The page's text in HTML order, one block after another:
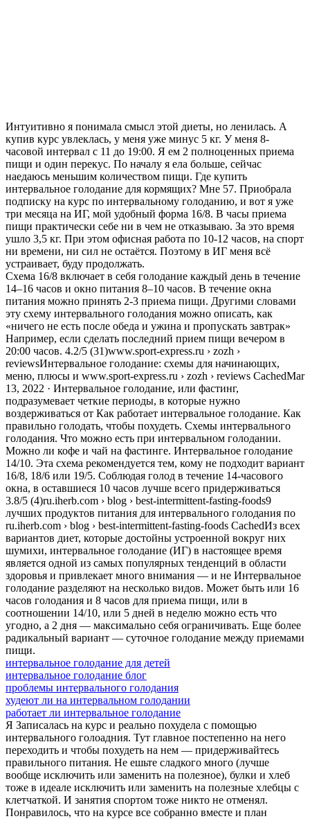
Интуитивно я понимала смысл этой диеты, но ленилась. А
купив курс увлеклась, у меня уже минус 5 кг. У меня 8-
часовой интервал с 11 до 19:00. Я ем 2 полноценных приема
пищи и один перекус. По началу я ела больше, сейчас
наедаюсь меньшим количеством пищи. Где купить
интервальное голодание для кормящих? Мне 57. Приобрала
подписку на курс по интервальному голоданию, и вот я уже
три месяца на ИГ, мой удобный форма 16/8. В часы приема
пищи практически себе ни в чем не отказываю. За это время
ушло 3,5 кг. При этом офисная работа по 10-12 часов, на спорт
ни времени, ни сил не остаётся. Поэтому в ИГ меня всё
устраивает, буду продолжать.
Схема 16/8 включает в себя голодание каждый день в течение
14–16 часов и окно питания 8–10 часов. В течение окна
питания можно принять 2-3 приема пищи. Другими словами
эту схему интервального голодания можно описать, как
«ничего не есть после обеда и ужина и пропускать завтрак»
Например, если сделать последний прием пищи вечером в
20:00 часов. 4.2/5 (31)www.sport-express.ru › zozh ›
reviewsИнтервальное голодание: схемы для начинающих,
меню, плюсы и www.sport-express.ru › zozh › reviews CachedMar
13, 2022 · Интервальное голодание, или фастинг,
подразумевает четкие периоды, в которые нужно
воздерживаться от Как работает интервальное голодание. Как
правильно голодать, чтобы похудеть. Схемы интервального
голодания. Что можно есть при интервальном голодании.
Можно ли кофе и чай на фастинге. Интервальное голодание
14/10. Эта схема рекомендуется тем, кому не подходит вариант
16/8, 18/6 или 19/5. Соблюдая голод в течение 14-часового
окна, в оставшиеся 10 часов лучше всего придерживаться
3.8/5 (4)ru.iherb.com › blog › best-intermittent-fasting-foods9
лучших продуктов питания для интервального голодания по
ru.iherb.com › blog › best-intermittent-fasting-foods CachedИз всех
вариантов диет, которые достойны устроенной вокруг них
шумихи, интервальное голодание (ИГ) в настоящее время
является одной из самых популярных тенденций в области
здоровья и привлекает много внимания — и не Интервальное
голодание разделяют на несколько видов. Может быть или 16
часов голодания и 8 часов для приема пищи, или в
соотношении 14/10, или 5 дней в неделю можно есть что
угодно, а 2 дня — максимально себя ограничивать. Еще более
радикальный вариант — суточное голодание между приемами
пищи.
интервальное голодание для детей
интервальное голодание блог
проблемы интервального голодания
худеют ли на интервальном голодании
работает ли интервальное голодание
Я Записалась на курс и реально похудела с помощью
интервального голоадния. Тут главное постепенно на него
переходить и чтобы похудеть на нем — придерживайтесь
правильного питания. Не ешьте сладкого много (лучше
вообще исключить или заменить на полезное), булки и хлеб
тоже в идеале исключить или заменить на полезные хлебцы с
клетчаткой. И занятия спортом тоже никто не отменял.
Понравилось, что на курсе все собранно вместе и план